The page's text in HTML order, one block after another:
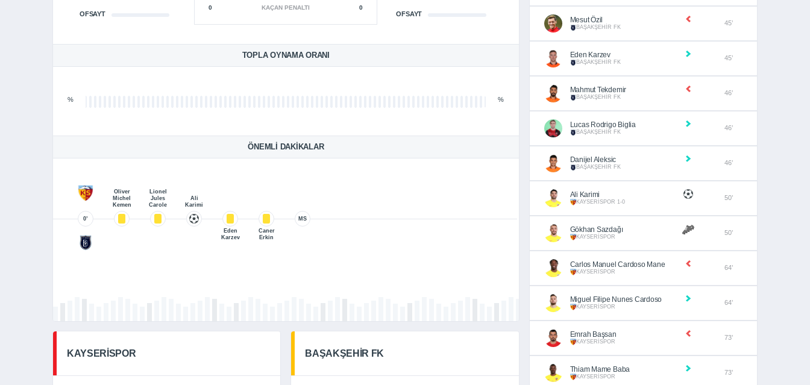
0 KAÇAN PENALTI 0
OFSAYT OFSAYT
TOPLA OYNAMA ORANI
% %
ÖNEMLI DAKIKALAR
0’
Oliver
Michel
Kemen
Lionel
Jules
Carole
Ali
Karimi
Eden
Karzev
Caner
Erkin
MS
KAYSERİSPOR BAŞAKŞEHİR FK
Mesut Özil
BAŞAKŞEHİR FK
45’
Eden Karzev
BAŞAKŞEHİR FK
45’
Mahmut Tekdemir
BAŞAKŞEHİR FK
46’
Lucas Rodrigo Biglia
BAŞAKŞEHİR FK
46’
Danijel Aleksic
BAŞAKŞEHİR FK
46’
Ali Karimi
KAYSERİSPOR 1-0
50’
Gökhan Sazdağı
KAYSERİSPOR
50’
Carlos Manuel Cardoso Mane
KAYSERİSPOR
64’
Miguel Filipe Nunes Cardoso
KAYSERİSPOR
64’
Emrah Başsan
KAYSERİSPOR
73’
Thiam Mame Baba
KAYSERİSPOR
73’